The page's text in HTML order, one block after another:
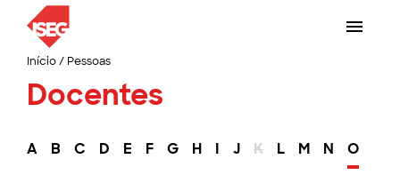
Início/ Pessoas
Docentes
A B C D E F G H I J K L M N O